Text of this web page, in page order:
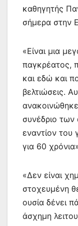
καθηγητής
σήμερα στην
«Είναι μια
παγκρέατος,
και εδώ και
βελτιώσεις.
συνέδριο των
εναντίον του
για 60
«Δεν είναι
στοχευμένη
ουσία δένει
άσχημη